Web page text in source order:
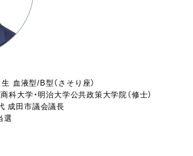
血液型/B型（さそり座）
科大学・明治大学公共政策大学院（修士）
成田市議会議長
選